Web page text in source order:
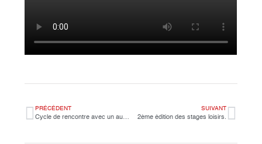
PRÉCÉDENT
Cycle de rencontre avec un auteur jeunesse- Laurenne Mathieu
SUIVANT
2ème édition des stages loisirs.